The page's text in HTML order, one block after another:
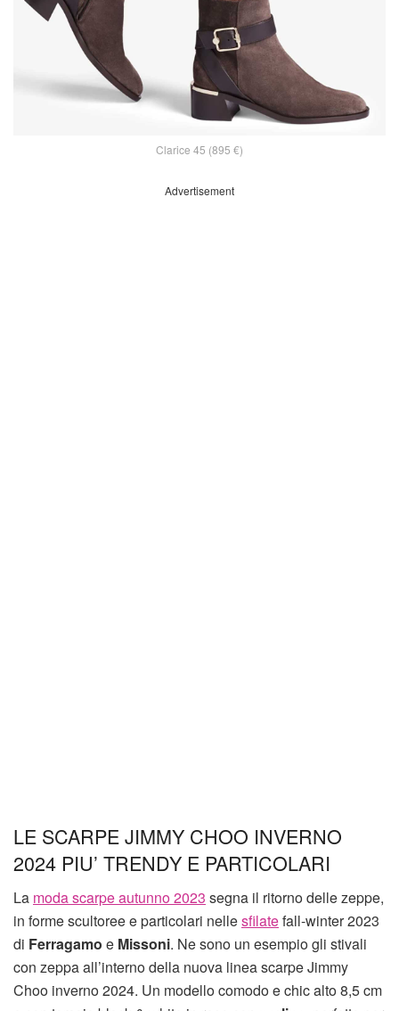
Clarice 45 (895 €)
Advertisement
LE SCARPE JIMMY CHOO INVERNO
2024 PIU’ TRENDY E PARTICOLARI
La moda scarpe autunno 2023 segna il ritorno delle zeppe,
in forme scultoree e particolari nellesfilatefall-winter 2023
di Ferragamo e Missoni. Ne sono un esempio gli stivali
con zeppa all’interno della nuova linea scarpe Jimmy
Choo inverno 2024. Un modello comodo e chic alto 8,5 cm